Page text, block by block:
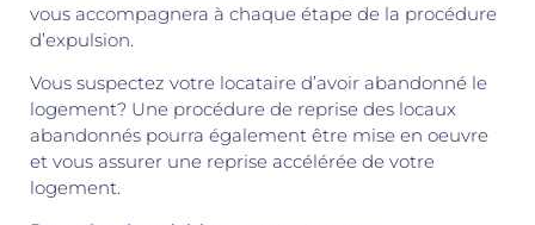
vous accompagnera à chaque étape de la procédure
d’expulsion.
Vous suspectez votre locataire d’avoir abandonné le
logement? Une procédure de reprise des locaux
abandonnés pourra également être mise en oeuvre
et vous assurer une reprise accélérée de votre
logement.